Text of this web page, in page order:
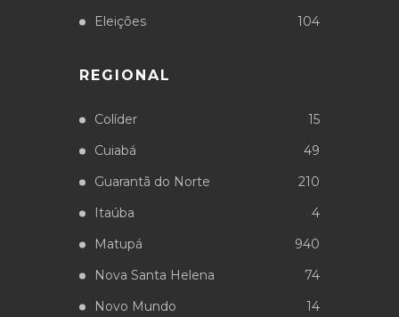
Eleições
104
REGIONAL
Colíder
15
Cuiabá
49
Guarantã do Norte
210
Itaúba
4
Matupá
940
Nova Santa Helena
74
Novo Mundo
14